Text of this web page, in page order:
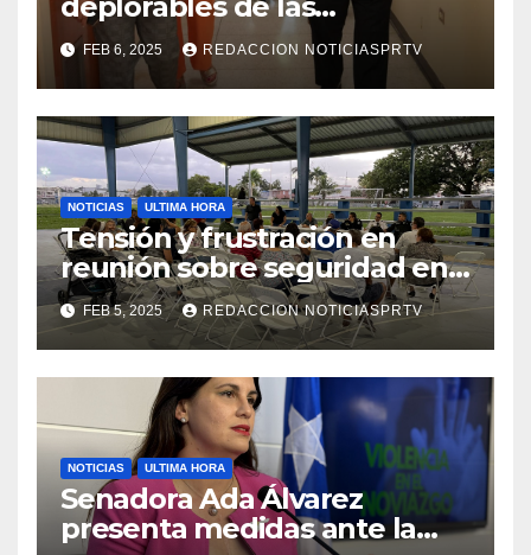
facilidades el Departamento
de la Salud en Mayagüez
FEB 6, 2025 REDACCION NOTICIASPRTV
NOTICIAS ULTIMA HORA
Tensión y frustración en
reunión sobre seguridad en
Reparto Metropolitano
FEB 5, 2025 REDACCION NOTICIASPRTV
NOTICIAS ULTIMA HORA
Senadora Ada Álvarez
presenta medidas ante la